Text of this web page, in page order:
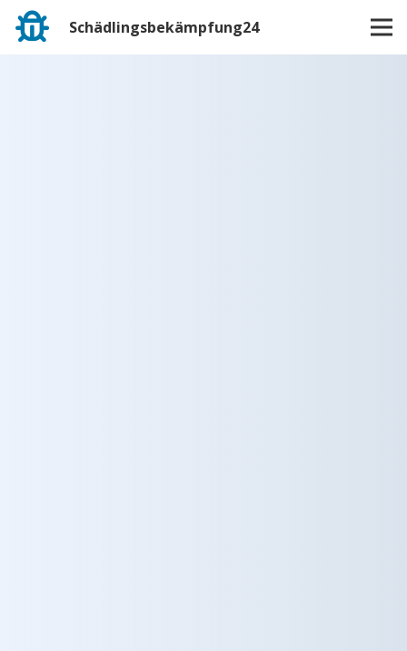
Schädlingsbekämpfung24